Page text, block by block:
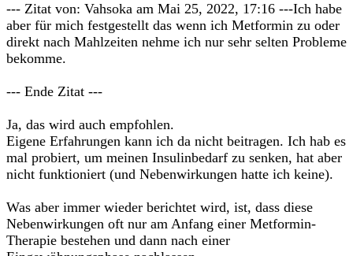
--- Zitat von: Vahsoka am Mai 25, 2022, 17:16 ---Ich habe
aber für mich festgestellt das wenn ich Metformin zu oder
direkt nach Mahlzeiten nehme ich nur sehr selten Probleme
bekomme.
--- Ende Zitat ---
Ja, das wird auch empfohlen.
Eigene Erfahrungen kann ich da nicht beitragen. Ich hab es
mal probiert, um meinen Insulinbedarf zu senken, hat aber
nicht funktioniert (und Nebenwirkungen hatte ich keine).
Was aber immer wieder berichtet wird, ist, dass diese
Nebenwirkungen oft nur am Anfang einer Metformin-
Therapie bestehen und dann nach einer